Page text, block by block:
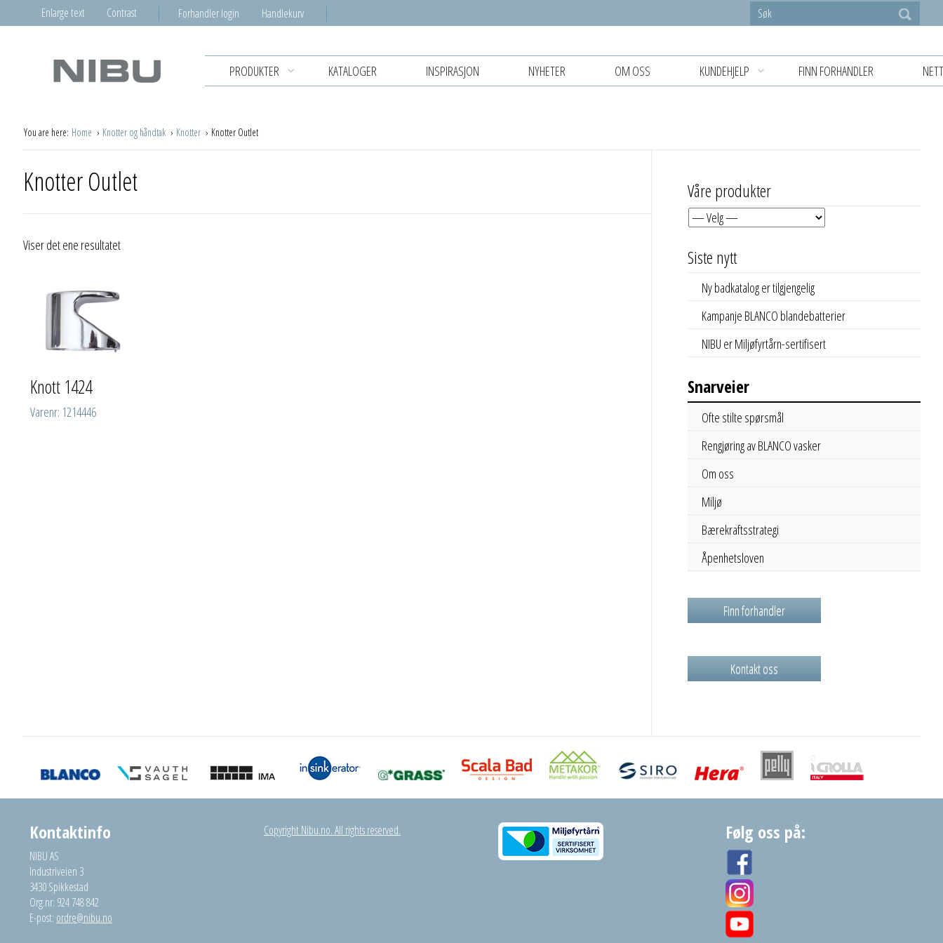
Enlarge text Contrast Forhandler login Handlekurv
PRODUKTER KATALOGER INSPIRASJON NYHETER OM OSS KUNDEHJELP FINN FORHANDLER
You are here: Home Knotter og håndtak Knotter Knotter Outlet
Knotter Outlet
Viser det ene resultatet
Knott 1424
Varenr: 1214446
Våre produkter
Siste nytt
Ny badkatalog er tilgjengelig
Kampanje BLANCO blandebatterier
NIBU er Miljøfyrtårn-sertifisert
Snarveier
Ofte stilte spørsmål
Rengjøring av BLANCO vasker
Om oss
Miljø
Bærekraftsstrategi
Åpenhetsloven
Finn forhandler
Kontakt oss
Kontaktinfo
NIBU AS
Industriveien 3
3430 Spikkestad
Org.nr: 924 748 842
E-post: ordre@nibu.no
Copyright Nibu.no. All rights reserved. Følg oss på: